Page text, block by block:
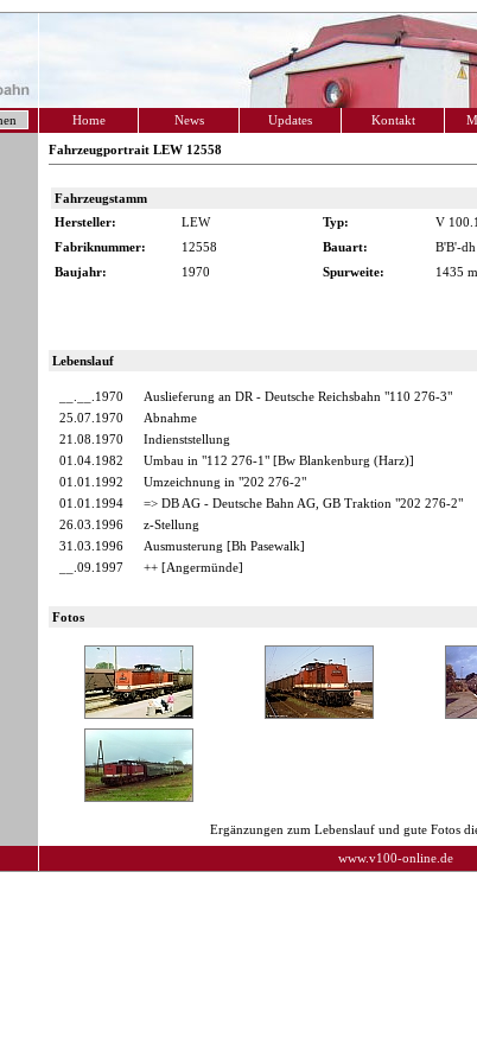
Home News Updates Kontakt
Fahrzeugportrait LEW 12558
Fahrzeugstamm
Hersteller:
LEW Typ: V 100.1
Fabriknummer:
12558 Bauart: B'B'-dh
Baujahr:
1970 Spurweite:
1435
Lebenslauf
__.__.1970
Auslieferung an DR - Deutsche Reichsbahn "110 276-3"
25.07.1970
Abnahme
21.08.1970
Indienststellung
01.04.1982
Umbau in "112 276-1" [Bw Blankenburg (Harz)]
01.01.1992
Umzeichnung in "202 276-2"
01.01.1994
=> DB AG - Deutsche Bahn AG, GB Traktion "202 276-2"
26.03.1996
z-Stellung
31.03.1996
Ausmusterung [Bh Pasewalk]
__.09.1997
++ [Angermünde]
Fotos
Ergänzungen zum Lebenslauf und gute Fotos
www.v100-online.de